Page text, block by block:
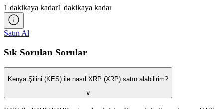
1 dakikaya kadar1 dakikaya kadar
Satın Al
Sık Sorulan Sorular
Kenya Şilini (KES) ile nasıl XRP (XRP) satın alabilirim?
∨